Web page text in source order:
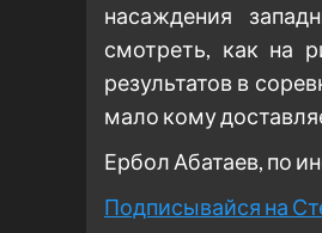
насаждения
смотреть, как на
результатов в
мало кому
Ербол Абатаев, по
Подписывайся на